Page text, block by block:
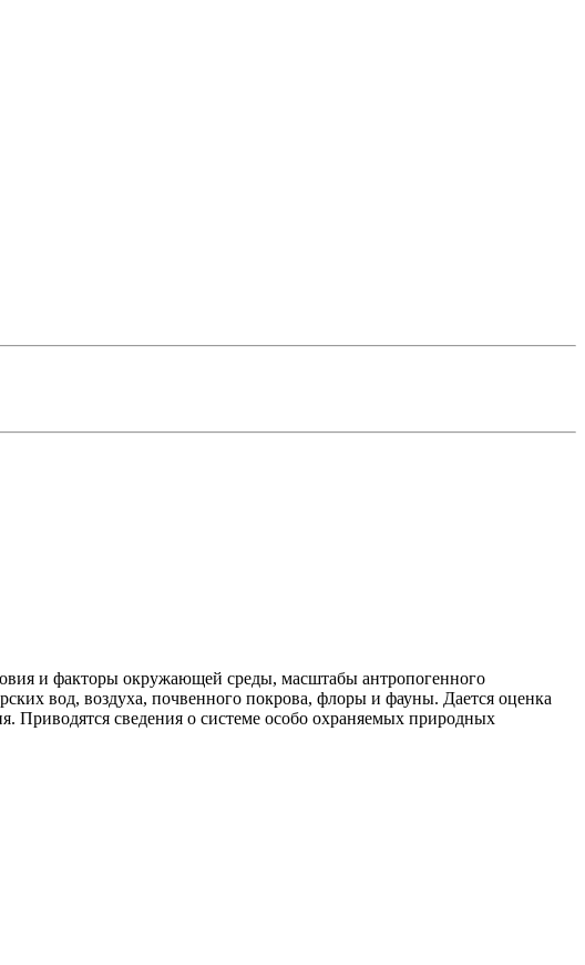
и факторы окружающей среды, масштабы антропогенного
вод, воздуха, почвенного покрова, флоры и фауны. Дается оценка
Приводятся сведения о системе особо охраняемых природных